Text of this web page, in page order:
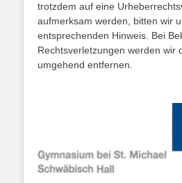
trotzdem auf eine
aufmerksam werden, bitten wir
entsprechenden Hinweis. Bei
Rechtsverletzungen werden wir
umgehend entfernen.